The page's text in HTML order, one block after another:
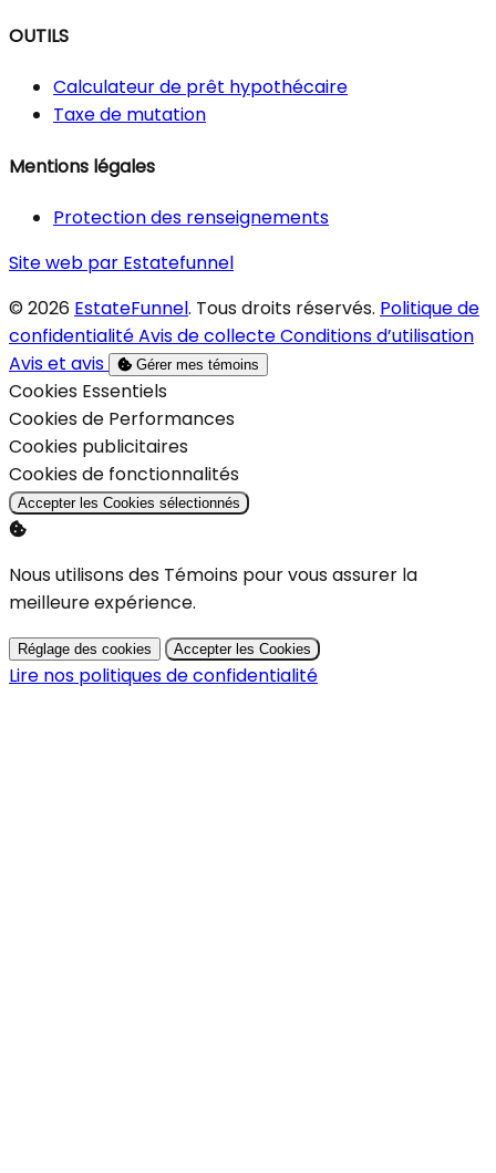
OUTILS
Calculateur de prêt hypothécaire
Taxe de mutation
Mentions légales
Protection des renseignements
Site web par Estatefunnel
© 2026 EstateFunnel. Tous droits réservés. Politique de
confidentialitéAvis de collecteConditions d’utilisation
Avis et avis
Gérer mes témoins
Activer
Cookies Essentiels
Activer
Cookies de Performances
Activer
Cookies publicitaires
Activer
Cookies de fonctionnalités
Accepter les Cookies sélectionnés
Nous utilisons des Témoins pour vous assurer la
meilleure expérience.
Réglage des cookies Accepter les Cookies
Lire nos politiques de confidentialité